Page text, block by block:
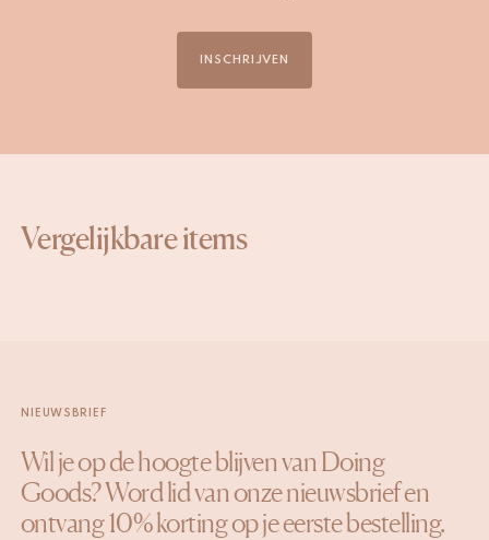
INSCHRIJVEN
Vergelijkbare items
NIEUWSBRIEF
Wil je op de hoogte blijven van Doing
Goods? Word lid van onze nieuwsbrief en
ontvang 10% korting op je eerste bestelling.